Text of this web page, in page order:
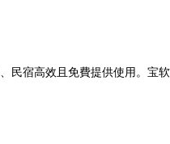
民宿高效且免費提供使用。宝